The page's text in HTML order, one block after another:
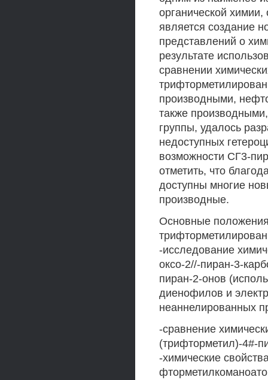
органической
является создание
представлений о
результате
сравнении
производными,
также
группы, удалось
недоступных
возможности СГ3-
отметить, что
доступны многие
производные.
Основные
-исследование
оксо-2//-пиран-3-
пиран-2-онов
диенофилов и
неаннелированных
-сравнение
(трифторметил)-4#-
-химические